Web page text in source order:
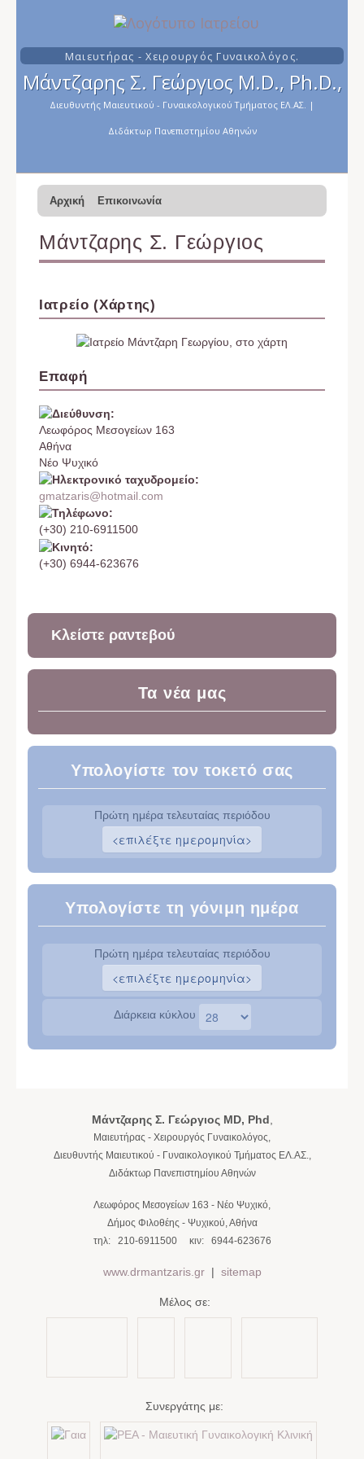
Μαιευτήρας - Χειρουργός Γυναικολόγος.
Μάντζαρης Σ. Γεώργιος M.D., Ph.D.,
Διευθυντής Μαιευτικού - Γυναικολογικού Τμήματος ΕΛ.ΑΣ. |
Διδάκτωρ Πανεπιστημίου Αθηνών
Αρχική Επικοινωνία
Μάντζαρης Σ. Γεώργιος
Ιατρείο (Χάρτης)
Επαφή
Λεωφόρος Μεσογείων 163
Αθήνα
Νέο Ψυχικό
gmatzaris@hotmail.com
(+30) 210-6911500
(+30) 6944-623676
Κλείστε ραντεβού
Τα νέα μας
Υπολογίστε τον τοκετό σας
Πρώτη ημέρα τελευταίας περιόδου
Υπολογίστε τη γόνιμη ημέρα
Πρώτη ημέρα τελευταίας περιόδου
Διάρκεια κύκλου
Μάντζαρης Σ. ΓεώργιοςMD, Phd
Μαιευτήρας - Χειρουργός Γυναικολόγος,
Διευθυντής Μαιευτικού - Γυναικολογικού Τμήματος ΕΛ.ΑΣ.,
Διδάκτωρ Πανεπιστημίου Αθηνών
Λεωφόρος Μεσογείων 163 - Νέο Ψυχικό
Δήμος Φιλοθέης - Ψυχικού, Αθήνα
τηλ:
210-6911500κιν: 6944-623676
www.drmantzaris.gr| sitemap
Μέλος σε:
Συνεργάτης με: